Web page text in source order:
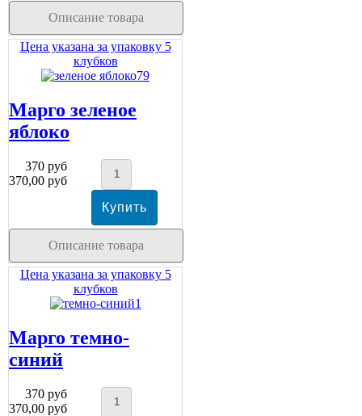
Описание товара
Цена указана за упаковку 5
клубков
Марго зеленое
яблоко
370 руб
370,00 руб
Описание товара
Цена указана за упаковку 5
клубков
Марго темно-
синий
370 руб
370,00 руб